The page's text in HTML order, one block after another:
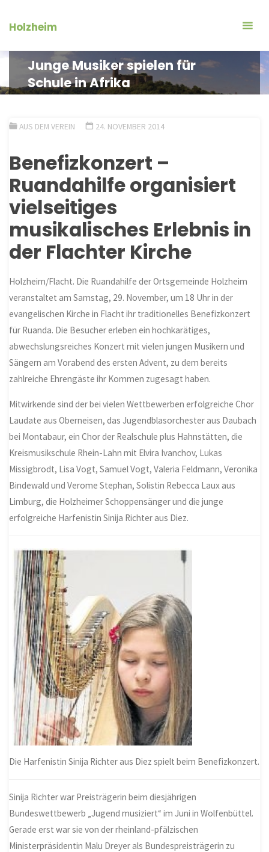
InhaltHolzheim
Junge Musiker spielen für
Schule in Afrika
AUS DEM VEREIN 24. NOVEMBER 2014
Benefizkonzert –
Ruandahilfe organisiert
vielseitiges
musikalisches Erlebnis in
der Flachter Kirche
Holzheim/Flacht. Die Ruandahilfe der Ortsgemeinde Holzheim
veranstaltet am Samstag, 29. November, um 18 Uhr in der
evangelischen Kirche in Flacht ihr traditionelles Benefizkonzert
für Ruanda. Die Besucher erleben ein hochkarätiges,
abwechslungsreiches Konzert mit vielen jungen Musikern und
Sängern am Vorabend des ersten Advent, zu dem bereits
zahlreiche Ehrengäste ihr Kommen zugesagt haben.
Mitwirkende sind der bei vielen Wettbewerben erfolgreiche Chor
Laudate aus Oberneisen, das Jugendblasorchester aus Daubach
bei Montabaur, ein Chor der Realschule plus Hahnstätten, die
Kreismusikschule Rhein-Lahn mit Elvira Ivanchov, Lukas
Missigbrodt, Lisa Vogt, Samuel Vogt, Valeria Feldmann, Veronika
Bindewald und Verome Stephan, Solistin Rebecca Laux aus
Limburg, die Holzheimer Schoppensänger und die junge
erfolgreiche Harfenistin Sinija Richter aus Diez.
Die Harfenistin Sinija Richter aus Diez spielt beim Benefizkonzert.
Sinija Richter war Preisträgerin beim diesjährigen
Bundeswettbewerb „Jugend musiziert“ im Juni in Wolfenbüttel.
Gerade erst war sie von der rheinland-pfälzischen
Ministerpräsidentin Malu Dreyer als Bundespreisträgerin zu